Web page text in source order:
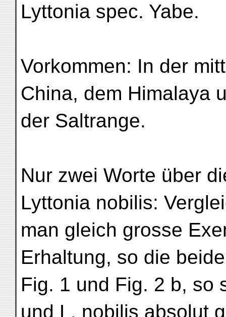
Lyttonia spec. Yabe.
Vorkommen: In der
China, dem Himalaya
der Saltrange.
Nur zwei Worte über
Lyttonia nobilis:
man gleich grosse
Erhaltung, so die
Fig. 1 und Fig. 2 b, so
und L. nobilis absolut